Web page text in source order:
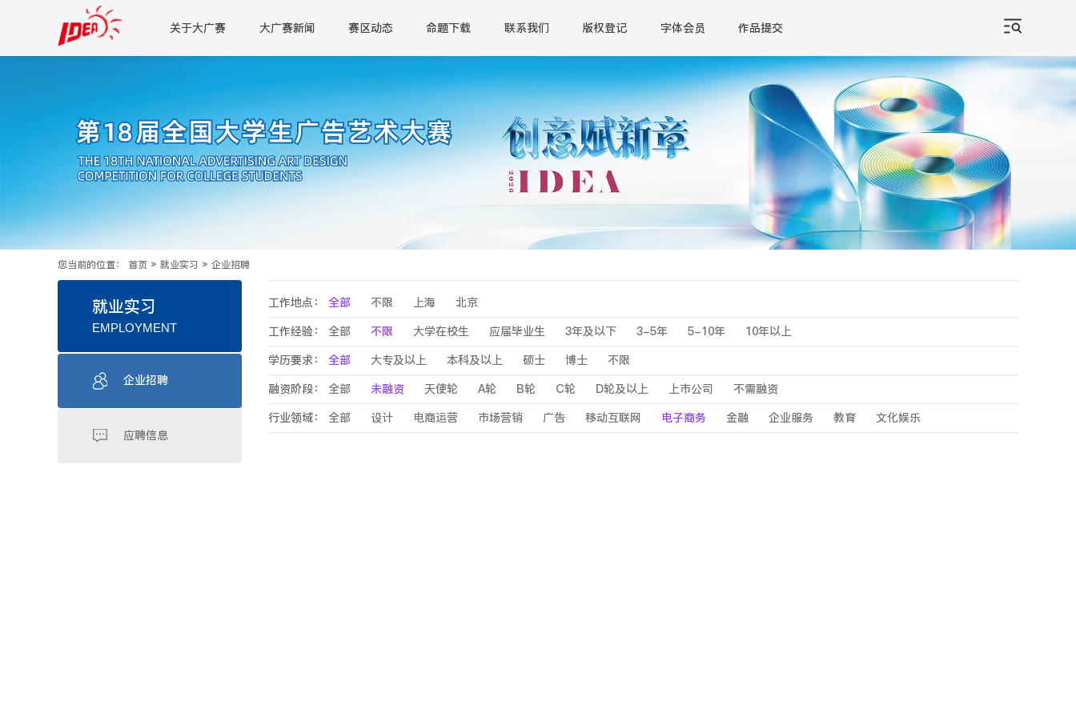
关于大广赛 大广赛新闻 赛区动态 命题下载 联系我们 版权登记 字体会员 作品提交
您当前的位置： 首页 » 就业实习 » 企业招聘
就业实习
EMPLOYMENT
企业招聘
应聘信息
工作地点： 全部 不限 上海 北京
工作经验： 全部 不限 大学在校生 应届毕业生 3年及以下 3-5年 5-10年 10年以上
学历要求： 全部 大专及以上 本科及以上 硕士 博士 不限
融资阶段： 全部 未融资 天使轮 A轮 B轮 C轮 D轮及以上 上市公司 不需融资
行业领域： 全部 设计 电商运营 市场营销 广告 移动互联网 电子商务 金融 企业服务 教育 文化娱乐